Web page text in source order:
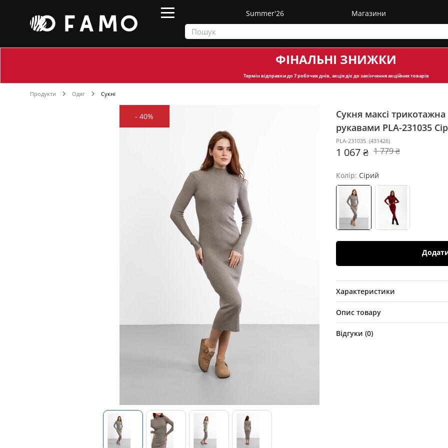
Summer'26 Магазини
ФІНАЛЬНІ ЗНИЖКИ
Термін відправкидо 7 робочих днів, акція діє до закінчення акційних товарів
Продукти Одяг Сукні
-40%
Сукня максі
рукавами PLA-231035
PLA-231035 (431426)
1 067 ₴ 1 779 ₴
Колір: Сірий
Характеристики
Опис товару
Відгуки (0)